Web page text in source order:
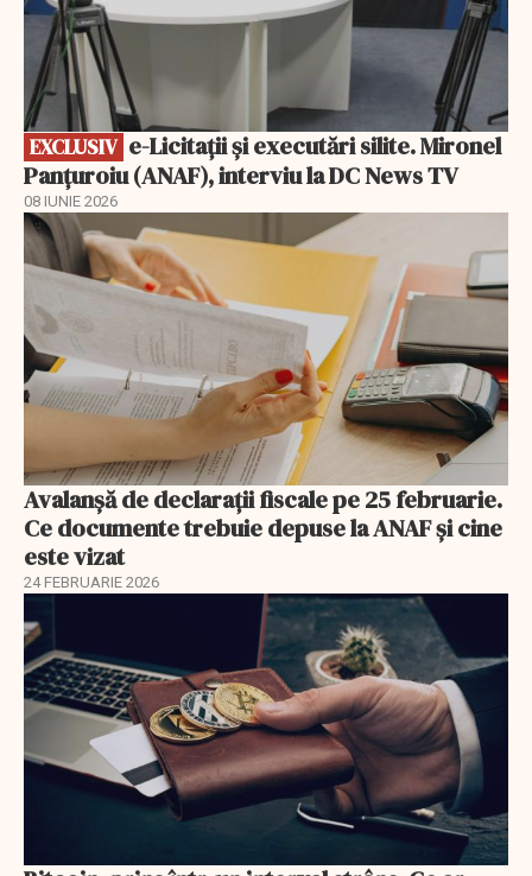
EXCLUSIV
Panțuroiu (ANAF), interviu la DC News TV
08 IUNIE 2026
Avalanșă de declarații fiscale pe 25 februarie.
Ce documente trebuie depuse la ANAF și cine
este vizat
24 FEBRUARIE 2026